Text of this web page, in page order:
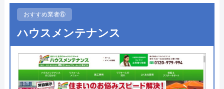
工事業者」であるため、信頼できる業者であるとい
えます。
24時間365日年中無休で対応可能で、見積もりや出
張料も無料ですのでトイレリフォームを考えている
方は気軽に相談してみてはいかがでしょうか。
おすすめ業者⑥
ハウスメンテナンス